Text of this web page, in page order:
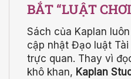
BẮT “LUẬT
Sách của Kaplan
cập nhật Đạo luật
trực quan. Thay vì
khô khan, Kaplan